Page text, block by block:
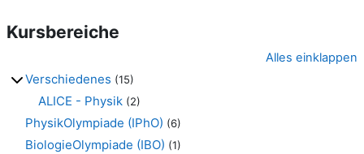
Kursbereiche
Alles einklappen
Verschiedenes (15)
ALICE - Physik (2)
PhysikOlympiade (IPhO) (6)
BiologieOlympiade (IBO) (1)